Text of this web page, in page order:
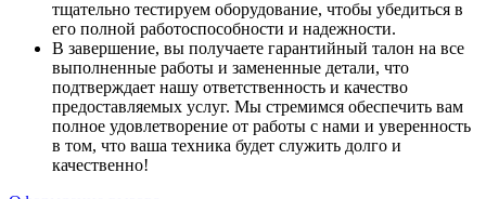
тщательно тестируем оборудование, чтобы убедиться в
его полной работоспособности и надежности.
В завершение, вы получаете гарантийный талон на все
выполненные работы и замененные детали, что
подтверждает нашу ответственность и качество
предоставляемых услуг. Мы стремимся обеспечить вам
полное удовлетворение от работы с нами и уверенность
в том, что ваша техника будет служить долго и
качественно!